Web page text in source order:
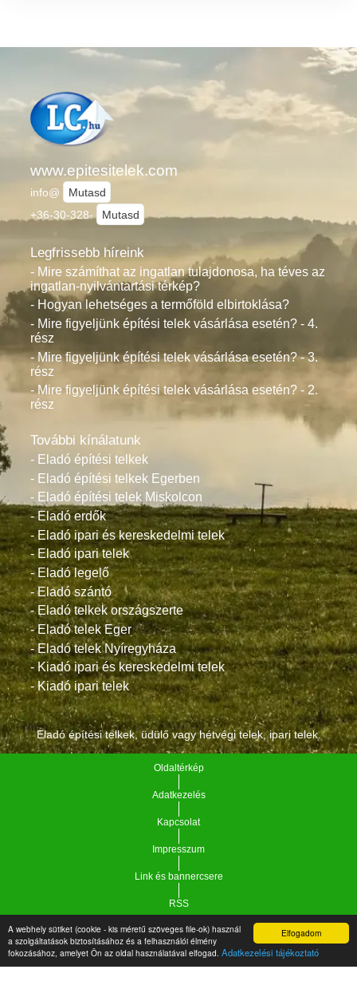
Elfogadom
A webhely sütiket (cookie - kis méretű szöveges file-ok) használ
a szolgáltatások biztosításához és a felhasználói élmény
fokozásához, amelyet Ön az oldal használatával elfogad. Adatkezelési tájékoztató
www.epitesitelek.com
info@
Mutasd
+36-30-328-
Mutasd
Legfrissebb híreink
- Mire számíthat az ingatlan tulajdonosa, ha téves az
ingatlan-nyilvántartási térkép?
- Hogyan lehetséges a termőföld elbirtoklása?
- Mire figyeljünk építési telek vásárlása esetén? - 4.
rész
- Mire figyeljünk építési telek vásárlása esetén? - 3.
rész
- Mire figyeljünk építési telek vásárlása esetén? - 2.
rész
További kínálatunk
- Eladó építési telkek
- Eladó építési telkek Egerben
- Eladó építési telek Miskolcon
- Eladó erdők
- Eladó ipari és kereskedelmi telek
- Eladó ipari telek
- Eladó legelő
- Eladó szántó
- Eladó telkek országszerte
- Eladó telek Eger
- Eladó telek Nyíregyháza
- Kiadó ipari és kereskedelmi telek
- Kiadó ipari telek
Eladó építési telkek, üdülő vagy hétvégi telek, ipari telek.
Oldaltérkép
Adatkezelés
Kapcsolat
Impresszum
Link és bannercsere
RSS
Copyright © 2021.Vár-Köz Kft. - Ingatlan nyilvántartó, ügyviteli és
adminisztrációs szoftver